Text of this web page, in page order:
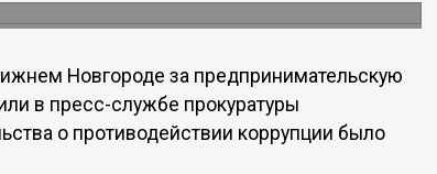
Новгороде за предпринимательскую
в пресс-службе прокуратуры
о противодействии коррупции было